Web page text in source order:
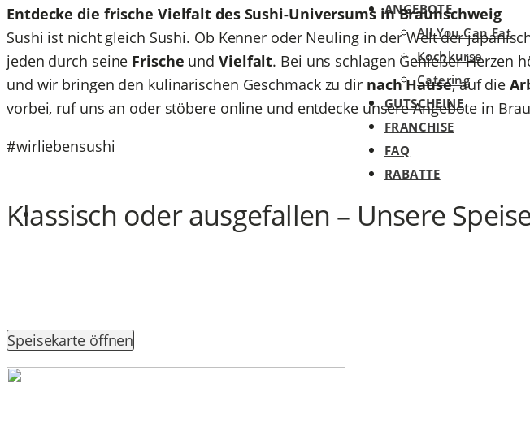
ANGEBOTE
All You Can Eat
Kochkurse
Catering
GUTSCHEINE
FRANCHISE
FAQ
RABATTE
Entdecke die frische Vielfalt des Sushi-Universums in Braunschweig
Sushi ist nicht gleich Sushi. Ob Kenner oder Neuling in der Welt der
jeden durch seine Frische undVielfalt. Bei uns schlagen Genießer-Herzen
und wir bringen den kulinarischen Geschmack zu dir nach Hause, auf die
vorbei, ruf uns an oder stöbere online und entdecke unsere Angebote in
#wirliebensushi
Klassisch oder ausgefallen – Unsere
Speisekarte öffnen